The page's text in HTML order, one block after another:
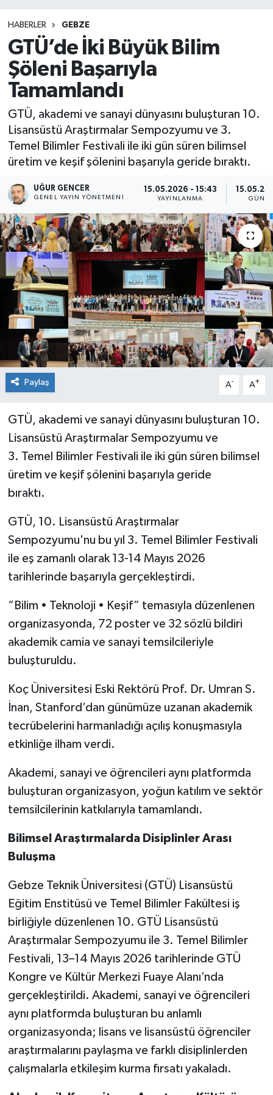
HABERLER GEBZE
GTÜ’de İki Büyük Bilim
Şöleni Başarıyla
Tamamlandı
GTÜ, akademi ve sanayi dünyasını buluşturan 10.
Lisansüstü Araştırmalar Sempozyumu ve 3.
Temel Bilimler Festivali ile iki gün süren bilimsel
üretim ve keşif şölenini başarıyla geride bıraktı.
UĞUR GENCER
GENEL YAYIN YÖNETMENI
15.05.2026 - 15:43
YAYINLANMA
Paylaş A- A+
GTÜ, akademi ve sanayi dünyasını buluşturan 10.
Lisansüstü Araştırmalar Sempozyumu ve
3. Temel Bilimler Festivali ile iki gün süren bilimsel
üretim ve keşif şölenini başarıyla geride
bıraktı.
GTÜ, 10. Lisansüstü Araştırmalar
Sempozyumu'nu bu yıl 3. Temel Bilimler Festivali
ile eş zamanlı olarak 13-14 Mayıs 2026
tarihlerinde başarıyla gerçekleştirdi.
“Bilim • Teknoloji • Keşif” temasıyla düzenlenen
organizasyonda, 72 poster ve 32 sözlü bildiri
akademik camia ve sanayi temsilcileriyle
buluşturuldu.
Koç Üniversitesi Eski Rektörü Prof. Dr. Umran S.
İnan, Stanford’dan günümüze uzanan akademik
tecrübelerini harmanladığı açılış konuşmasıyla
etkinliğe ilham verdi.
Akademi, sanayi ve öğrencileri aynı platformda
buluşturan organizasyon, yoğun katılım ve sektör
temsilcilerinin katkılarıyla tamamlandı.
Bilimsel Araştırmalarda Disiplinler Arası
Buluşma
Gebze Teknik Üniversitesi (GTÜ) Lisansüstü
Eğitim Enstitüsü ve Temel Bilimler Fakültesi iş
birliğiyle düzenlenen 10. GTÜ Lisansüstü
Araştırmalar Sempozyumu ile 3. Temel Bilimler
Festivali, 13–14 Mayıs 2026 tarihlerinde GTÜ
Kongre ve Kültür Merkezi Fuaye Alanı’nda
gerçekleştirildi. Akademi, sanayi ve öğrencileri
aynı platformda buluşturan bu anlamlı
organizasyonda; lisans ve lisansüstü öğrenciler
araştırmalarını paylaşma ve farklı disiplinlerden
çalışmalarla etkileşim kurma fırsatı yakaladı.